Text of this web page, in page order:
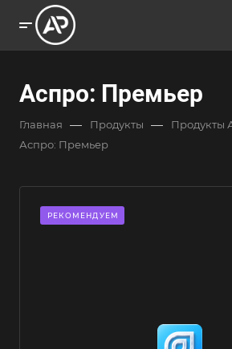
Аспро: Премьер
Главная — Продукты — Продукты
Аспро: Премьер
РЕКОМЕНДУЕМ